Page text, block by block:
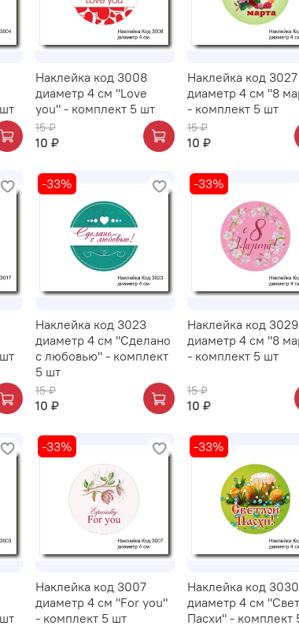
Наклейка код 3008
диаметр 4 см "Love
you" - комплект 5 шт
15 ₽
10 ₽
Наклейка код 3027
диаметр 4 см "8
- комплект 5 шт
15 ₽
10 ₽
-33%
Наклейка код 3023
диаметр 4 см "Сделано
с любовью" - комплект
5 шт
15 ₽
10 ₽
-33%
Наклейка код 3029
диаметр 4 см "8
- комплект 5 шт
15 ₽
10 ₽
-33%
Наклейка код 3007
диаметр 4 см "For you"
- комплект 5 шт
-33%
Наклейка код 3030
диаметр 4 см
Пасхи" - комплект